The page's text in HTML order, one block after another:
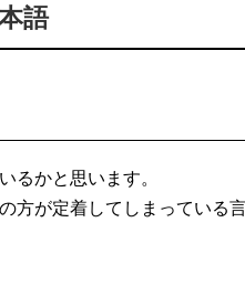
語
るかと思います。
方が定着してしまっている